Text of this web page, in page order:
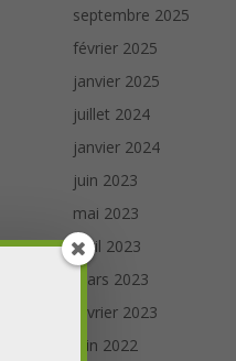
septembre 2025
février 2025
janvier 2025
juillet 2024
janvier 2024
juin 2023
mai 2023
avril 2023
mars 2023
février 2023
juin 2022